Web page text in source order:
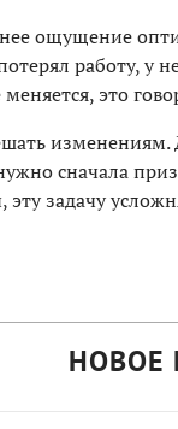
ощущение
работу, у
это
изменениям.
сначала
задачу
НОВОЕ